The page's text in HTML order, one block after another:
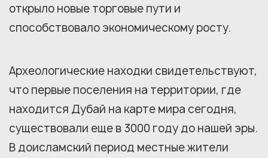
открыло новые торговые пути и
способствовало экономическому росту.
Археологические находки свидетельствуют,
что первые поселения на территории, где
находится Дубай на карте мира сегодня,
существовали еще в 3000 году до нашей эры.
В доисламский период местные жители